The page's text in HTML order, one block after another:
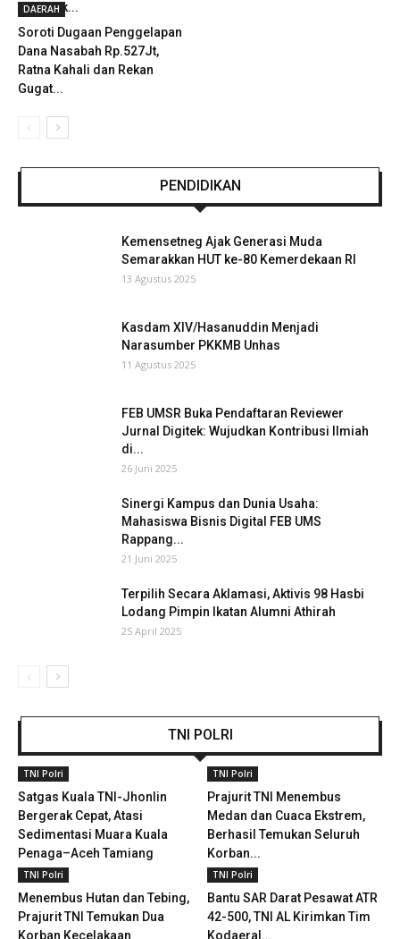
Geruduk...
DAERAH
Soroti Dugaan Penggelapan
Dana Nasabah Rp.527Jt,
Ratna Kahali dan Rekan
Gugat...
PENDIDIKAN
Kemensetneg Ajak Generasi Muda
Semarakkan HUT ke-80 Kemerdekaan RI
13 Agustus 2025
Kasdam XIV/Hasanuddin Menjadi
Narasumber PKKMB Unhas
11 Agustus 2025
FEB UMSR Buka Pendaftaran Reviewer
Jurnal Digitek: Wujudkan Kontribusi Ilmiah
di...
26 Juni 2025
Sinergi Kampus dan Dunia Usaha:
Mahasiswa Bisnis Digital FEB UMS
Rappang...
21 Juni 2025
Terpilih Secara Aklamasi, Aktivis 98 Hasbi
Lodang Pimpin Ikatan Alumni Athirah
25 April 2025
TNI POLRI
TNI Polri
Satgas Kuala TNI-Jhonlin
Bergerak Cepat, Atasi
Sedimentasi Muara Kuala
Penaga–Aceh Tamiang
TNI Polri
Prajurit TNI Menembus
Medan dan Cuaca Ekstrem,
Berhasil Temukan Seluruh
Korban...
TNI Polri
Menembus Hutan dan Tebing,
Prajurit TNI Temukan Dua
Korban Kecelakaan
TNI Polri
Bantu SAR Darat Pesawat ATR
42-500, TNI AL Kirimkan Tim
Kodaeral...